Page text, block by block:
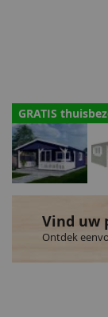
GRATIS
Vind uw
Ontdek